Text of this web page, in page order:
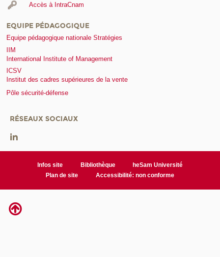
Accès à IntraCnam
EQUIPE PÉDAGOGIQUE
Equipe pédagogique nationale Stratégies
IIM
International Institute of Management
ICSV
Institut des cadres supérieures de la vente
Pôle sécurité-défense
RÉSEAUX SOCIAUX
Infos site Bibliothèque
heSam Université
Plan de site
Accessibilité: non conforme